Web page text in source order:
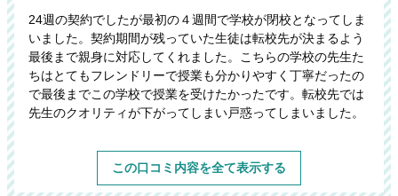
24週の契約でしたが最初の４週間で学校が閉校となってしま
いました。契約期間が残っていた生徒は転校先が決まるよう
最後まで親身に対応してくれました。こちらの学校の先生た
ちはとてもフレンドリーで授業も分かりやすく丁寧だったの
で最後までこの学校で授業を受けたかったです。転校先では
先生のクオリティが下がってしまい戸惑ってしまいました。
この口コミ内容を全て表示する